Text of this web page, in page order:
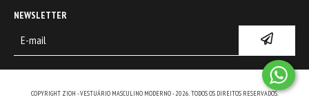
NEWSLETTER
COPYRIGHT ZIOH - VESTUÁRIO MASCULINO MODERNO - 2026. TODOS OS DIREITOS RESERVADOS.